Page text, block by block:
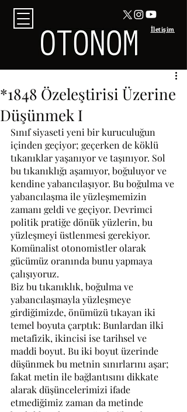
İletişim
*1848 Özeleştirisi Üzerine
Düşünmek I
Sınıf siyaseti yeni bir kuruculuğun
içinden geçiyor; geçerken de köklü
tıkanıklar yaşanıyor ve taşınıyor. Sol
bu tıkanıklığı aşamıyor, boğuluyor ve
kendine yabancılaşıyor. Bu boğulma ve
yabancılaşma ile yüzleşmemizin
zamanı geldi ve geçiyor. Devrimci
politik pratiğe dönük yüzlerin, bu
yüzleşmeyi üstlenmesi gerekiyor.
Komünalist otonomistler olarak
gücümüz oranında bunu yapmaya
çalışıyoruz.
Biz bu tıkanıklık, boğulma ve
yabancılaşmayla yüzleşmeye
girdiğimizde, önümüzü tıkayan iki
temel boyuta çarptık: Bunlardan ilki
metafizik, ikincisi ise tarihsel ve
maddi boyut. Bu iki boyut üzerinde
düşünmek bu metnin sınırlarını aşar;
fakat metin ile bağlantısını dikkate
alarak düşüncelerimizi ifade
etmediğimiz zaman da metinde